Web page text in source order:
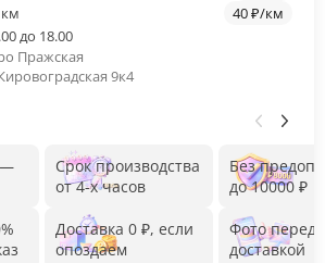
40 ₽/км
до 18.00
Пражская
9к4
—
Срок производства
от 4-х часов
Доставка 0 ₽, если
опоздаем
Без
до 10000 ₽
Фото перед
доставкой